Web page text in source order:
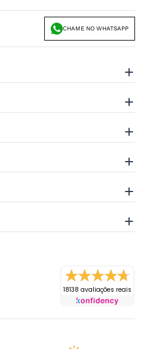
CHAME NO WHATSAPP
18138 avaliações reais